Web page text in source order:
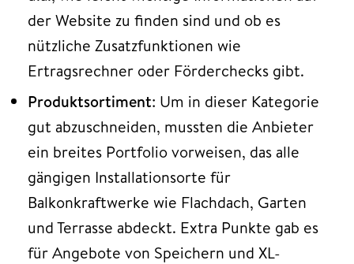
der Website zu finden sind und ob es
nützliche Zusatzfunktionen wie
Ertragsrechner oder Förderchecks gibt.
Produktsortiment: Um in dieser Kategorie
gut abzuschneiden, mussten die Anbieter
ein breites Portfolio vorweisen, das alle
gängigen Installationsorte für
Balkonkraftwerke wie Flachdach, Garten
und Terrasse abdeckt. Extra Punkte gab es
für Angebote von Speichern und XL-